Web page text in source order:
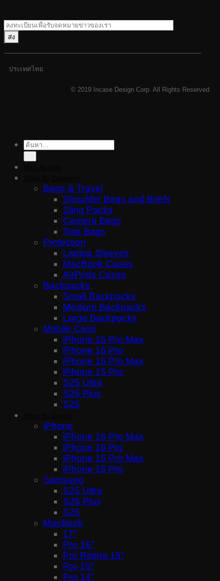
ประเทศไทย
© 2019 Incase Design Corp. All Rights Reserved.
ค้นหา:
Bags & Travel
Shoulder Bags and Briefs
Sling Packs
Camera Bags
Tote Bags
Protection
Laptop Sleeves
MacBook Cases
AirPods Cases
Backpacks
Small Backpacks
Medium Backpacks
Large Backpacks
Mobile Case
iPhone 16 Pro Max
iPhone 16 Pro
iPhone 15 Pro Max
iPhone 15 Pro
S25 Ultra
S25 Plus
S25
iPhone
iPhone 16 Pro Max
iPhone 16 Pro
iPhone 15 Pro Max
iPhone 15 Pro
Samsung
S25 Ultra
S25 Plus
S25
MacBook
17″
Pro 16″
Pro Retina 15″
Pro 15″
Pro 14″